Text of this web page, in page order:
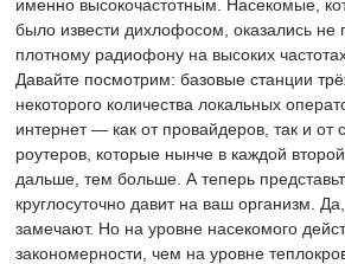
именно высокочастотным. Насекомые,
было извести дихлофосом, оказались не
плотному радиофону на высоких
Давайте посмотрим: базовые станции
некоторого количества локальных
интернет — как от провайдеров, так и от
роутеров, которые нынче в каждой
дальше, тем больше. А теперь
круглосуточно давит на ваш организм.
замечают. Но на уровне насекомого
закономерности, чем на уровне